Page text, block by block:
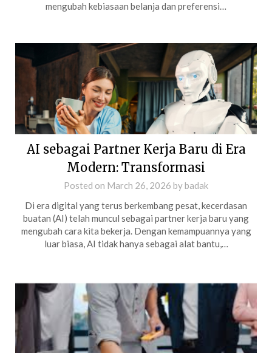
mengubah kebiasaan belanja dan preferensi…
AI sebagai Partner Kerja Baru di Era
Modern: Transformasi
Posted on March 26, 2026 bybadak
Di era digital yang terus berkembang pesat, kecerdasan
buatan (AI) telah muncul sebagai partner kerja baru yang
mengubah cara kita bekerja. Dengan kemampuannya yang
luar biasa, AI tidak hanya sebagai alat bantu,…